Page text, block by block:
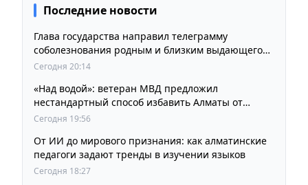
Последние новости
Глава государства направил телеграмму
соболезнования родным и близким выдающегося
кинорежиссера Ардака Амиркулова
Сегодня 20:14
«Над водой»: ветеран МВД предложил
нестандартный способ избавить Алматы от
пробок и смога
Сегодня 19:56
От ИИ до мирового признания: как алматинские
педагоги задают тренды в изучении языков
Сегодня 18:27